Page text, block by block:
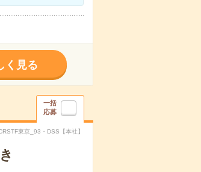
く見る
一括
応募
東京_93・DSS【本社】